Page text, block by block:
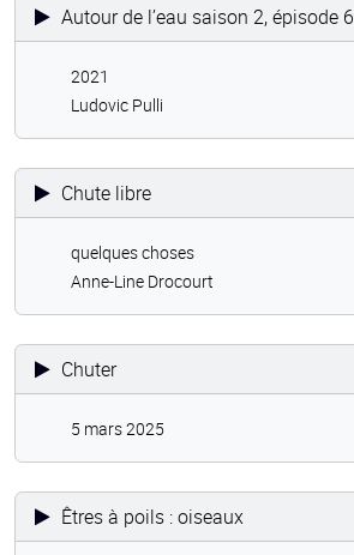
Autour de l’eau saison 2, épisode 6
2021
Ludovic Pulli
Chute libre
quelques choses
Anne-Line Drocourt
Chuter
5 mars 2025
Êtres à poils : oiseaux